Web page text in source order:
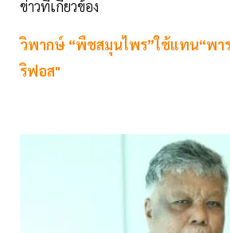
ข่าวที่เกี่ยวข้อง
วิพากษ์ “พืชสมุนไพร”ใช้แทน“พา
ริฟอส"